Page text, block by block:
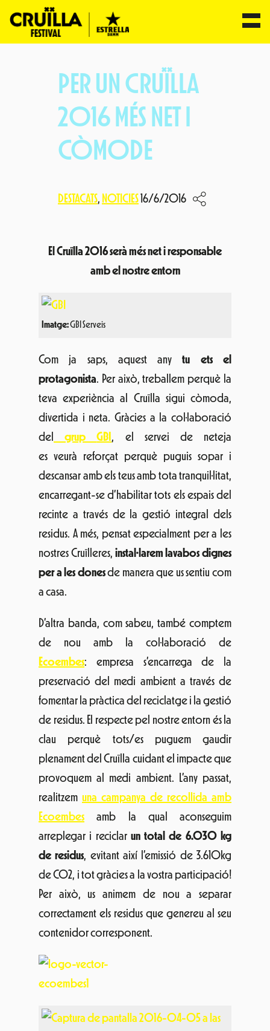
PER UN CRUÏLLA
2016 MÉS NET I
CÒMODE
DESTACATS, NOTICIES16/6/2016
El Cruïlla 2016 serà més net i responsable
amb el nostre entorn
Imatge:GBI Serveis
Com ja saps, aquest anytu ets el
protagonista. Per això, treballem perquè la
teva experiènciaal Cruïlla sigui còmoda,
divertida i neta. Gràcies a la col·laboració
del
grupGBI , el servei de neteja
es veurà reforçat perquè puguis sopar i
descansar amb els teus amb tota tranquil·litat,
encarregant-se d’habilitar tots els espais del
recinte a través de la gestió integral dels
residus. A més, pensat especialment per a les
nostres Cruïlleres, instal·larem lavabos dignes
per a les donesde manera que us sentiu com
a casa.
D’altra banda, com sabeu, també comptem
de nou amb la col·laboració de
Ecoembes: empresa s’encarrega de la
preservació del medi ambient a través de
fomentar la pràctica del reciclatge i la gestió
de residus. El respecte pel nostre entorn és la
clau perquè tots/es puguem gaudir
plenament del Cruïlla cuidant el impacte que
provoquem al medi ambient. L’any passat,
realitzem una campanya de recollida amb
Ecoembes amb la qual aconseguim
arreplegar i reciclar un total de 6.030 kg
de residus, evitant així l’emissió de 3.610kg
de CO2, i tot gràcies a la vostra participació!
Per això, us animem de nou a separar
correctament els residus que genereu al seu
contenidor corresponent.